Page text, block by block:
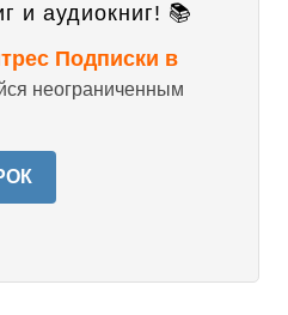
и аудиокниг! 📚
Подписки в
неограниченным